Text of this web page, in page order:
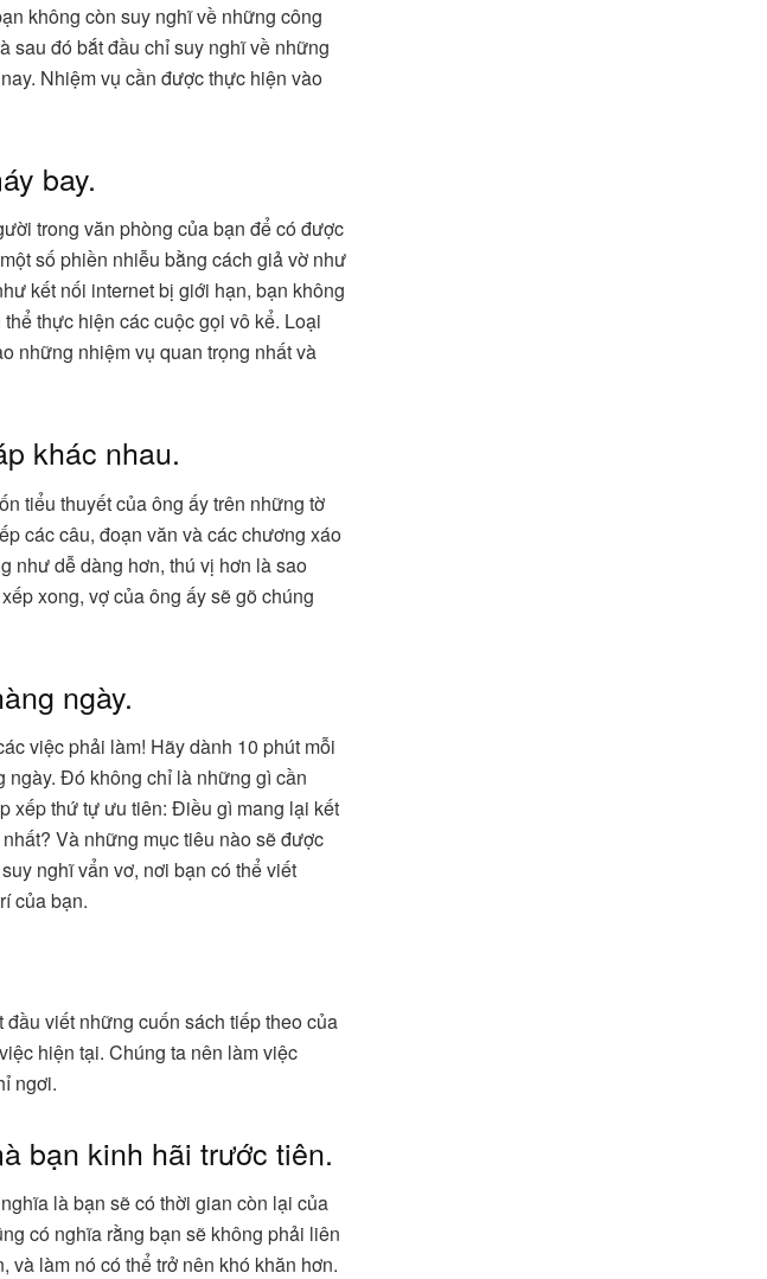
không còn suy nghĩ về những công
sau đó bắt đầu chỉ suy nghĩ về những
Nhiệm vụ cần được thực hiện vào
bay.
trong văn phòng của bạn để có được
số phiền nhiễu bằng cách giả vờ như
kết nối internet bị giới hạn, bạn không
thực hiện các cuộc gọi vô kể. Loại
những nhiệm vụ quan trọng nhất và
khác nhau.
tiểu thuyết của ông ấy trên những tờ
các câu, đoạn văn và các chương xáo
như dễ dàng hơn, thú vị hơn là sao
xong, vợ của ông ấy sẽ gõ chúng
ngày.
việc phải làm! Hãy dành 10 phút mỗi
ngày. Đó không chỉ là những gì cần
xếp thứ tự ưu tiên: Điều gì mang lại kết
Và những mục tiêu nào sẽ được
nghĩ vẩn vơ, nơi bạn có thể viết
của bạn.
viết những cuốn sách tiếp theo của
hiện tại. Chúng ta nên làm việc
ngơi.
bạn kinh hãi trước tiên.
là bạn sẽ có thời gian còn lại của
có nghĩa rằng bạn sẽ không phải liên
làm nó có thể trở nên khó khăn hơn.